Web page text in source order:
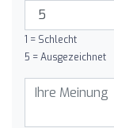
1 = Schlecht
5 = Ausgezeichnet